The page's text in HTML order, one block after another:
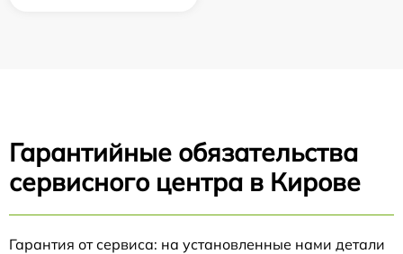
Гарантийные обязательства
сервисного центра в Кирове
Гарантия от сервиса: на установленные нами детали